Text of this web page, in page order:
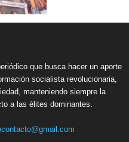
que busca hacer un aporte
socialista revolucionaria,
manteniendo siempre la
a las élites dominantes.